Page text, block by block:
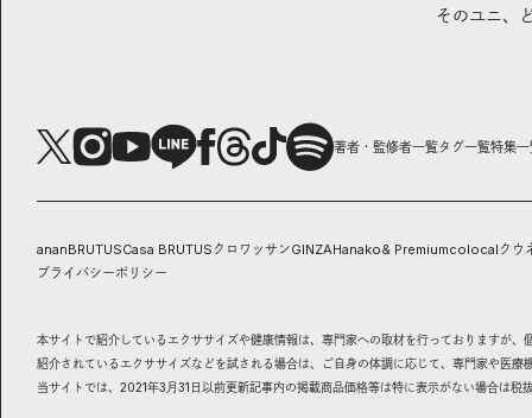
そのユニ、
著者・監修者一覧タグ一覧特集
ananBRUTUSCasa BRUTUS クロワッサンGINZAHanako& Premiumcolocal クウ
プライバシーポリシー
本サイトで紹介しているエクササイズや健康情報は、専門家への取材を行っておりますが、
紹介されているエクササイズなどを試される場合は、ご自身の体調に応じて、専門家や医療
当サイトでは、2021年3月31日以前更新記事内の掲載商品価格等は特に表示がない場合は